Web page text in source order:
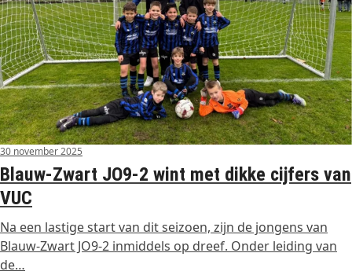
30 november 2025
Blauw-Zwart JO9-2 wint met dikke cijfers van
VUC
Na een lastige start van dit seizoen, zijn de jongens van
Blauw-Zwart JO9-2 inmiddels op dreef. Onder leiding van
de…